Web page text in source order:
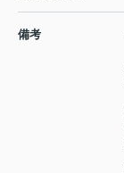
備考